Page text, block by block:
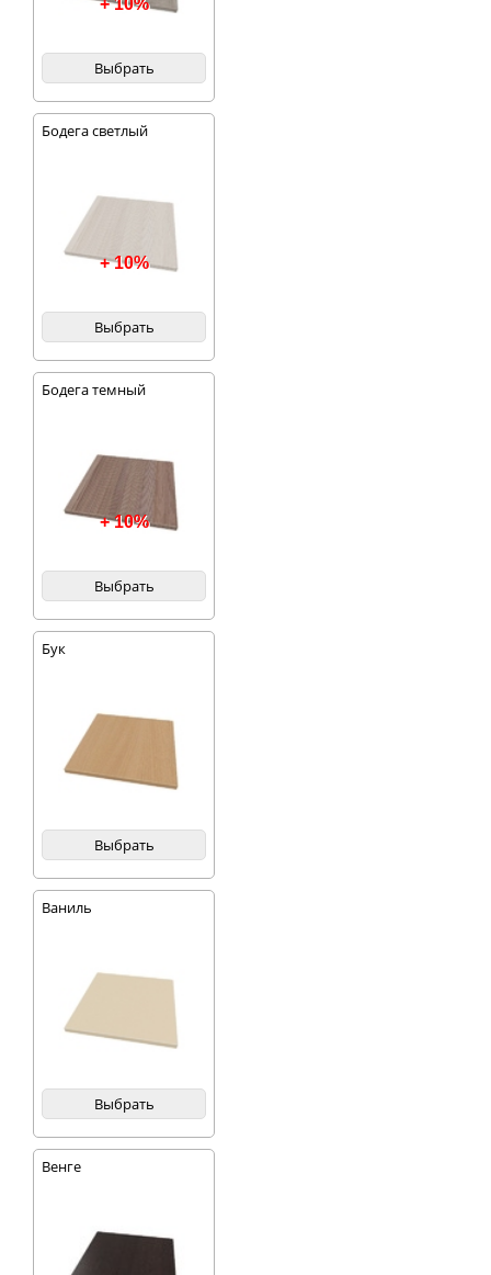
+ 10%
Выбрать
Бодега светлый
+ 10%
Выбрать
Бодега темный
+ 10%
Выбрать
Бук
Выбрать
Ваниль
Выбрать
Венге